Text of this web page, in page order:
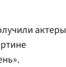
актеры